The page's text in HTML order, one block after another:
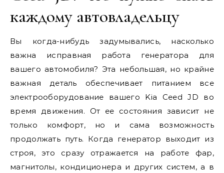
каждому автовладельцу
Вы когда-нибудь задумывались, насколько
важна исправная работа генератора для
вашего автомобиля? Эта небольшая, но крайне
важная деталь обеспечивает питанием все
электрооборудование вашего Kia Ceed JD во
время движения. От ее состояния зависит не
только комфорт, но и сама возможность
продолжать путь. Когда генератор выходит из
строя, это сразу отражается на работе фар,
магнитолы, кондиционера и других систем, а в